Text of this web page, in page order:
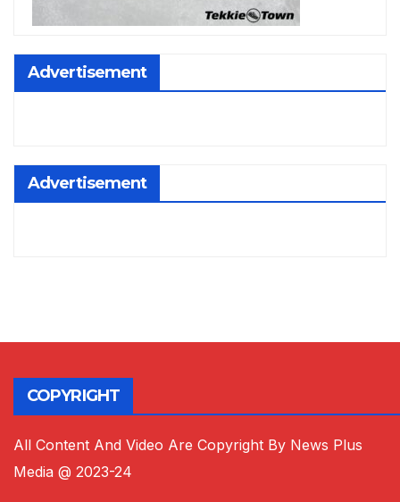
Advertisement
Advertisement
COPYRIGHT
All Content And Video Are Copyright By News Plus
Media @ 2023-24